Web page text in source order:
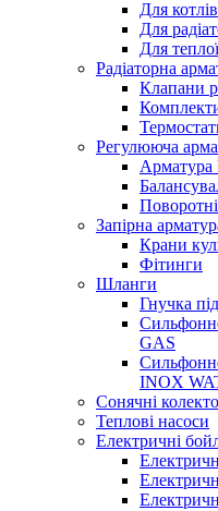
Для котлів
Для
Для
Радіаторна
Клапани
Регулююча
Арматура
Запірна
Крани
Фітинги
Шланги
Гнучка
GAS
INOX
Сонячні
Теплові насоси
Електричні